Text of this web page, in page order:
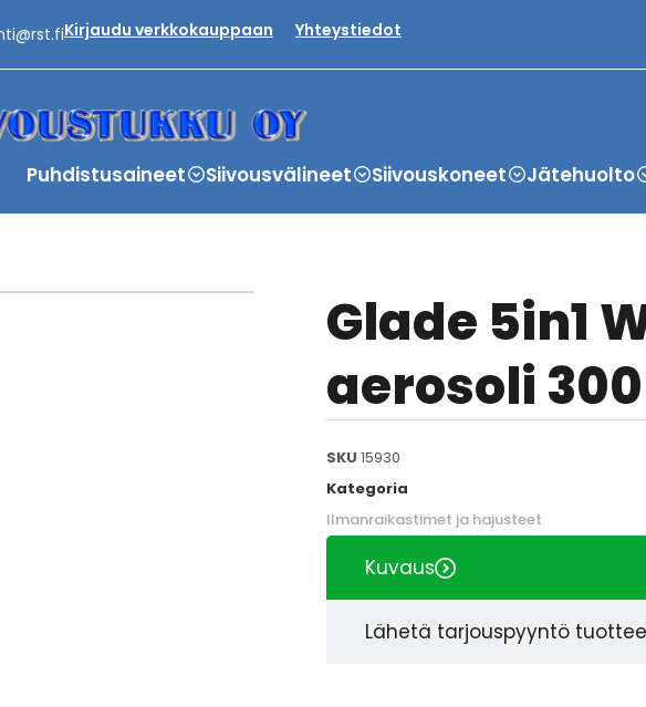
Kirjaudu verkkokauppaan Yhteystiedot
Puhdistusaineet Siivousvälineet Siivouskoneet Jätehuolto
Glade 5in1
aerosoli
SKU 15930
Kategoria
Ilmanraikastimet ja hajusteet
Kuvaus
Lähetä tarjouspyyntö